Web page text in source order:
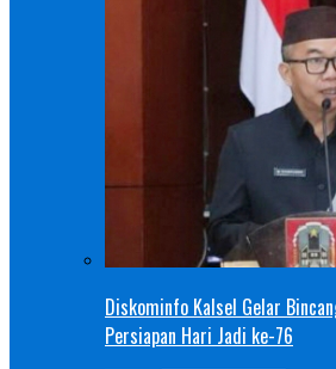
Diskominfo Kalsel Gelar
Persiapan Hari Jadi ke-76